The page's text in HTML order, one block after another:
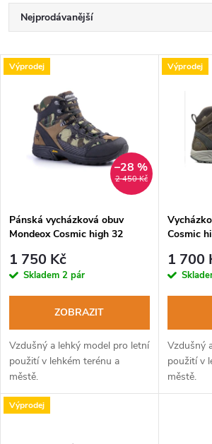
Ř
a
p
r
o
d
u
k
Nejprodávanější
Nejdražší
Abecedně
V
s
p
r
d
u
k
Výprodej
2 450 Kč
–28 %
Pánská vycházková obuv
Mondeox Cosmic high 32
1 750 Kč
Skladem 2 pár
ZOBRAZIT
Vzdušný a lehký model pro letní
použití v lehkém terénu a
městě.
Výprodej
Cosmic
1 700
Vzdušný
použití v
městě.
Výprodej